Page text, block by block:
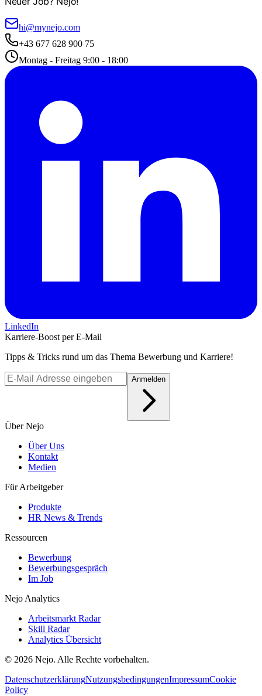
hi@mynejo.com
+43 677 628 900 75
Montag - Freitag 9:00 - 18:00
LinkedIn
Karriere-Boost per E-Mail
Tipps & Tricks rund um das Thema Bewerbung und Karriere!
Anmelden
Über Nejo
Über Uns
Kontakt
Medien
Für Arbeitgeber
Produkte
HR News & Trends
Ressourcen
Bewerbung
Bewerbungsgespräch
Im Job
Nejo Analytics
Arbeitsmarkt Radar
Skill Radar
Analytics Übersicht
© 2026 Nejo. Alle Rechte vorbehalten.
DatenschutzerklärungNutzungsbedingungenImpressumCookie
Policy